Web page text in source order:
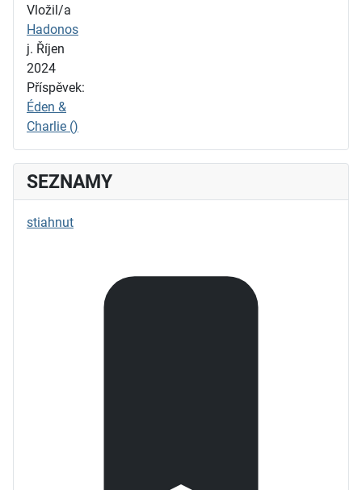
Vložil/a
Hadonos
j. Říjen
2024
Příspěvek:
Éden &
Charlie ()
SEZNAMY
stiahnut